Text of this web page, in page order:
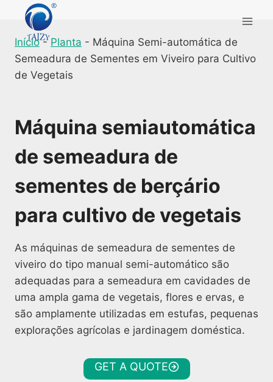
content
Início- Planta - Máquina Semi-automática de
Semeadura de Sementes em Viveiro para Cultivo
de Vegetais
Máquina semiautomática
de semeadura de
sementes de berçário
para cultivo de vegetais
As máquinas de semeadura de sementes de
viveiro do tipo manual semi-automático são
adequadas para a semeadura em cavidades de
uma ampla gama de vegetais, flores e ervas, e
são amplamente utilizadas em estufas, pequenas
explorações agrícolas e jardinagem doméstica.
GET A QUOTE